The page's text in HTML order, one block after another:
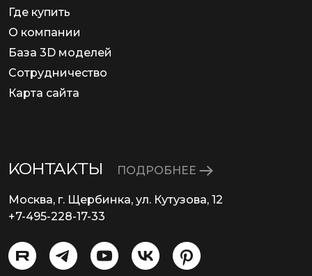
Где купить
О компании
База 3D моделей
Сотрудничество
Карта сайта
КОНТАКТЫ ПОДРОБНЕЕ
Москва, г. Щербинка, ул. Кутузова, 12
+7-495-228-17-33